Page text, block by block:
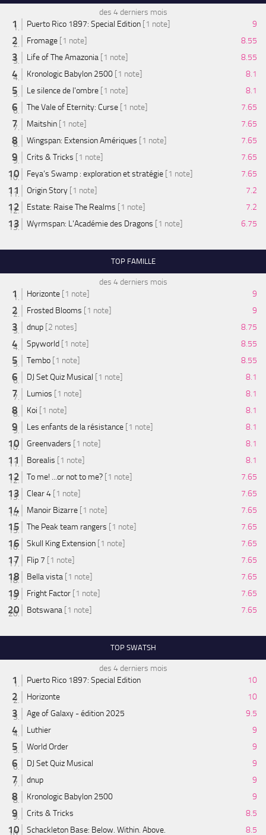
des 4 derniers mois
Puerto Rico 1897: Special Edition [1 note]
9
Fromage [1 note]
8.55
Life of The Amazonia [1 note]
8.55
Kronologic Babylon 2500 [1 note]
8.1
Le silence de l'ombre [1 note]
8.1
The Vale of Eternity: Curse [1 note]
7.65
Maitshin [1 note]
7.65
Wingspan: Extension Amériques [1 note]
7.65
Crits & Tricks [1 note]
7.65
Feya’s Swamp : exploration et stratégie [1 note]
7.65
Origin Story [1 note]
7.2
Estate: Raise The Realms [1 note]
7.2
Wyrmspan: L'Académie des Dragons [1 note] 6.75
TOP FAMILLE
des 4 derniers mois
Horizonte [1 note]
9
Frosted Blooms [1 note]
9
dnup [2 notes]
8.75
Spyworld [1 note]
8.55
Tembo [1 note]
8.55
DJ Set Quiz Musical [1 note]
8.1
Lumios [1 note]
8.1
Koi [1 note]
8.1
Les enfants de la résistance [1 note]
8.1
Greenvaders [1 note]
8.1
Borealis [1 note]
8.1
To me! ...or not to me? [1 note]
7.65
Clear 4 [1 note]
7.65
Manoir Bizarre [1 note]
7.65
The Peak team rangers [1 note]
7.65
Skull King Extension [1 note]
7.65
Flip 7 [1 note]
7.65
Bella vista [1 note]
7.65
Fright Factor [1 note]
7.65
Botswana [1 note] 7.65
TOP SWATSH
des 4 derniers mois
Puerto Rico 1897: Special Edition
10
Horizonte
10
Age of Galaxy - édition 2025
9.5
Luthier
9
World Order
9
DJ Set Quiz Musical
9
dnup
9
Kronologic Babylon 2500
9
Crits & Tricks
8.5
Schackleton Base: Below. Within. Above.
8.5